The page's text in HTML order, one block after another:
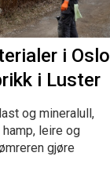
i Oslo
i Luster
og mineralull,
leire og
gjøre